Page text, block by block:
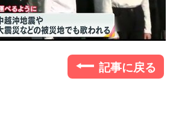
記事に戻る